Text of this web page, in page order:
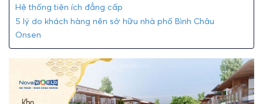
Hệ thống tiện ích đẳng cấp
5 lý do khách hàng nên sở hữu nhà phố Bình Châu
Onsen